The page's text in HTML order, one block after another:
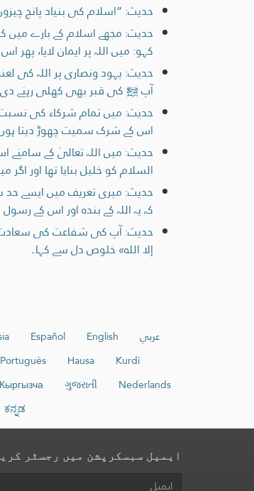
حدیث: ”اسلام کی بنیاد پانچ
حدیث: مجھے اسلام کے بارے میں
کہو: میں اللہ پر ایمان لایا، پھر
حدیث: یہود ونصاری پر اللہ کی
آپ ﷺ کی قبر بھی کھلی رہنے دی
حدیث: میں تمام شرکاء کی
اس کے شرک سمیت چھوڑ دیتا
حدیث: میں اللہ تعالیٰ کے سامنے
السلام کو خلیل بنایا تھا اور
حدیث: میری تعریف میں ایسے حد
کہ یہ اللہ کے بندہ اور اس کے رسول
حدیث: آپ کی شفاعت کی سعادت
إلا الله» خلوص دل سے کہا۔
عربي English
Español
Kurdî
Hausa
Português
Nederlands
ગુજરાતી
Кыргызча
ಕನ್ನಡ
ایمیل سبسکرپشن میں رجسٹر